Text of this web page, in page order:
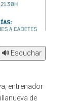
🔊 Escuchar
entrenador
de